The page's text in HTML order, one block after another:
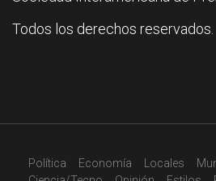
Todos los derechos reservados.
Política Economía Locales